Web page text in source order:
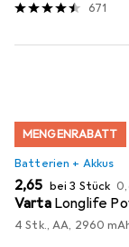
671
MENGENRABATT
Batterien + Akkus
EUR
2,65 bei 3 Stück
Varta Longlife
4 Stk., AA, 2960